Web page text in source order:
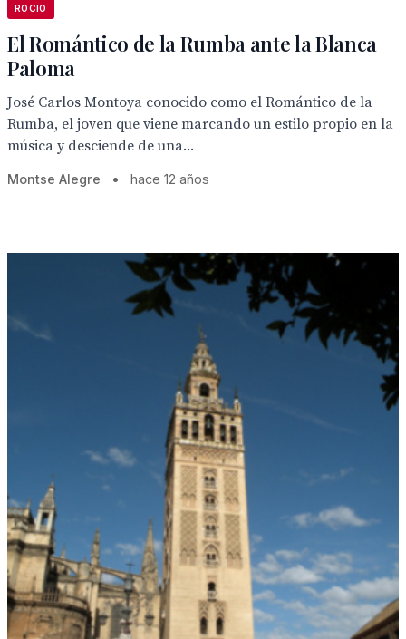
ROCIO
El Romántico de la Rumba ante la Blanca
Paloma
José Carlos Montoya conocido como el Romántico de la
Rumba, el joven que viene marcando un estilo propio en la
música y desciende de una...
Montse Alegre • hace 12 años